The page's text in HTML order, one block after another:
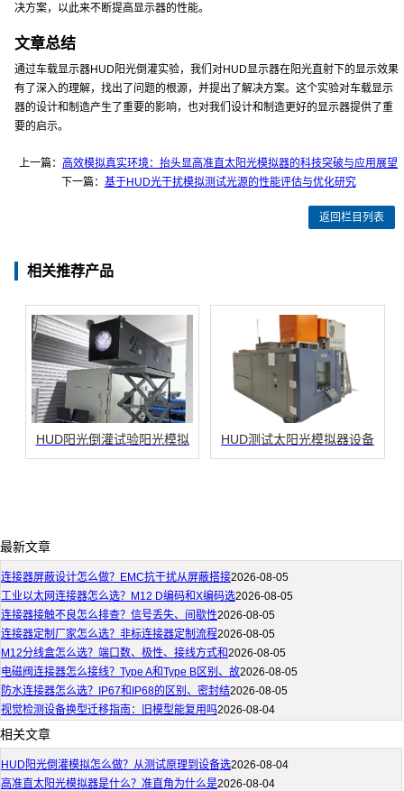
决方案，以此来不断提高显示器的性能。
文章总结
通过车载显示器HUD阳光倒灌实验，我们对HUD显示器在阳光直射下的显示效果
有了深入的理解，找出了问题的根源，并提出了解决方案。这个实验对车载显示
器的设计和制造产生了重要的影响，也对我们设计和制造更好的显示器提供了重
要的启示。
上一篇： 高效模拟真实环境：抬头显高准直太阳光模拟器的科技突破与应用展望
下一篇： 基于HUD光干扰模拟测试光源的性能评估与优化研究
返回栏目列表
相关推荐产品
HUD阳光倒灌试验阳光模拟 HUD测试太阳光模拟器设备
最新文章
连接器屏蔽设计怎么做？EMC抗干扰从屏蔽搭接2026-08-05
工业以太网连接器怎么选？M12 D编码和X编码选2026-08-05
连接器接触不良怎么排查？信号丢失、间歇性2026-08-05
连接器定制厂家怎么选？非标连接器定制流程2026-08-05
M12分线盒怎么选？端口数、极性、接线方式和2026-08-05
电磁阀连接器怎么接线？Type A和Type B区别、故2026-08-05
防水连接器怎么选？IP67和IP68的区别、密封结2026-08-05
视觉检测设备换型迁移指南：旧模型能复用吗2026-08-04
相关文章
HUD阳光倒灌模拟怎么做？从测试原理到设备选2026-08-04
高准直太阳光模拟器是什么？准直角为什么是2026-08-04